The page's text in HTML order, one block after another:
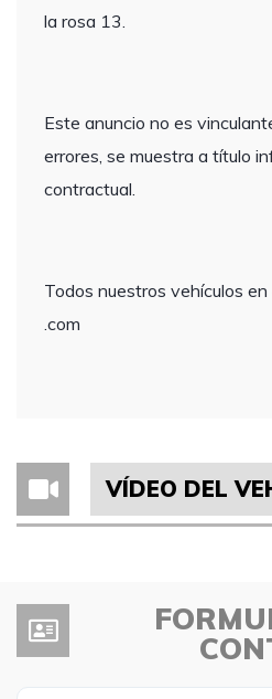
la rosa 13.
Este anuncio no es
errores, se muestra a título
contractual.
Todos nuestros vehículos
.com
VÍDEO DEL